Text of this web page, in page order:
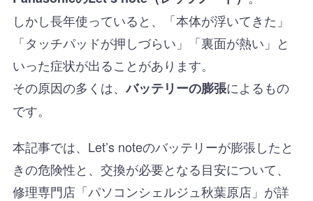
しかし長年使っていると、「本体が浮いてきた」
「タッチパッドが押しづらい」「裏面が熱い」と
いった症状が出ることがあります。
その原因の多くは、バッテリーの膨張によるもの
です。
本記事では、Let’s noteのバッテリーが膨張したと
きの危険性と、交換が必要となる目安について、
修理専門店「パソコンシェルジュ秋葉原店」が詳